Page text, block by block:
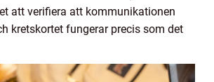
att verifiera att kommunikationen
kretskortet fungerar precis som det